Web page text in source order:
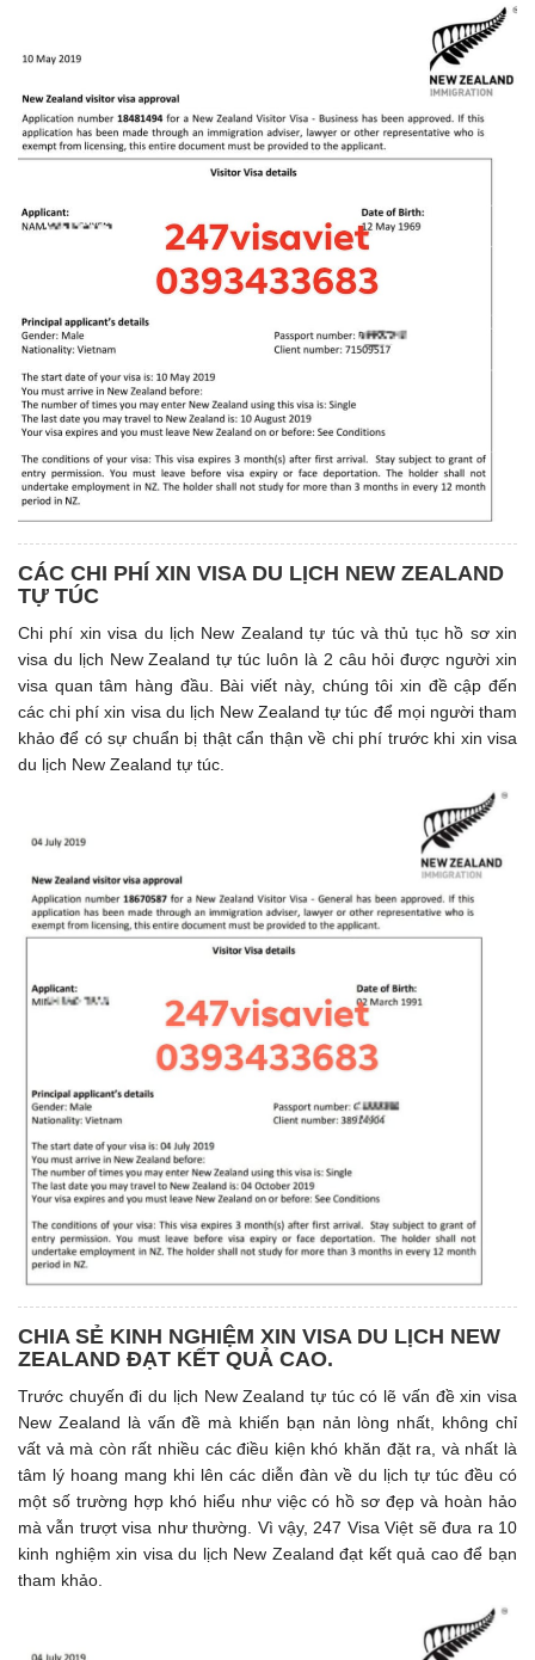
CÁC CHI PHÍ XIN VISA DU LỊCH NEW ZEALAND
TỰ TÚC
Chi phí xin visa du lịch New Zealand tự túc và thủ tục hồ sơ xin
visa du lịch New Zealand tự túc luôn là 2 câu hỏi được người xin
visa quan tâm hàng đầu. Bài viết này, chúng tôi xin đề cập đến
các chi phí xin visa du lịch New Zealand tự túc để mọi người tham
khảo để có sự chuẩn bị thật cẩn thận về chi phí trước khi xin visa
du lịch New Zealand tự túc.
CHIA SẺ KINH NGHIỆM XIN VISA DU LỊCH NEW
ZEALAND ĐẠT KẾT QUẢ CAO.
Trước chuyến đi du lịch New Zealand tự túc có lẽ vấn đề xin visa
New Zealand là vấn đề mà khiến bạn nản lòng nhất, không chỉ
vất vả mà còn rất nhiều các điều kiện khó khăn đặt ra, và nhất là
tâm lý hoang mang khi lên các diễn đàn về du lịch tự túc đều có
một số trường hợp khó hiểu như việc có hồ sơ đẹp và hoàn hảo
mà vẫn trượt visa như thường. Vì vậy, 247 Visa Việt sẽ đưa ra 10
kinh nghiệm xin visa du lịch New Zealand đạt kết quả cao để bạn
tham khảo.